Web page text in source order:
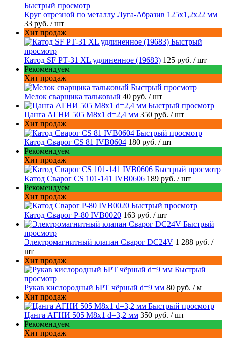
Быстрый просмотр
Круг отрезной по металлу Луга-Абразив 125x1,2x22 мм
33 руб. / шт
Хит продаж
Быстрый
просмотр
Катод SF РТ-31 XL удлиненное (19683) 125 руб. / шт
Рекомендуем
Хит продаж
Быстрый просмотр
Мелок сварщика тальковый 40 руб. / шт
Быстрый просмотр
Цанга АГНИ 505 М8х1 d=2,4 мм 350 руб. / шт
Хит продаж
Быстрый просмотр
Катод Сварог CS 81 IVB0604 180 руб. / шт
Рекомендуем
Хит продаж
Быстрый просмотр
Катод Сварог CS 101-141 IVB0606 189 руб. / шт
Рекомендуем
Хит продаж
Быстрый просмотр
Катод Сварог P-80 IVB0020 163 руб. / шт
Быстрый
просмотр
Электромагнитный клапан Сварог DC24V 1 288 руб. /
шт
Хит продаж
Быстрый
просмотр
Рукав кислородный БРТ чёрный d=9 мм 80 руб. / м
Хит продаж
Быстрый просмотр
Цанга АГНИ 505 М8х1 d=3,2 мм 350 руб. / шт
Рекомендуем
Хит продаж